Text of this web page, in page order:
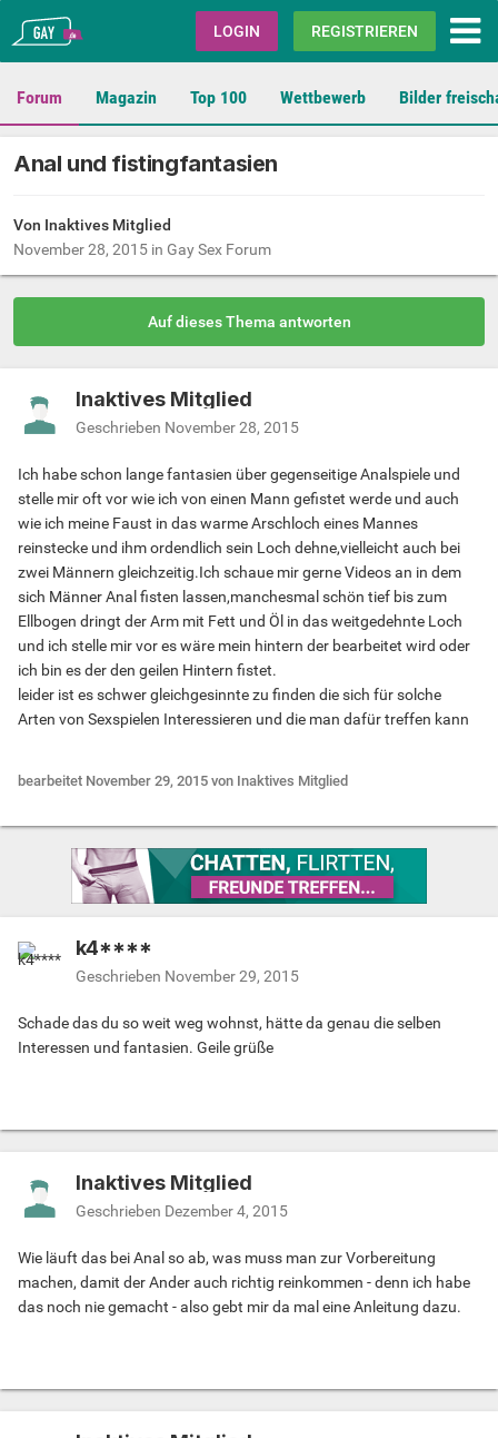
Gay.de LOGIN REGISTRIEREN
Forum Magazin Top 100 Wettbewerb Bilder
Anal und fistingfantasien
Von Inaktives Mitglied
November 28, 2015 in Gay Sex Forum
Auf dieses Thema antworten
Inaktives Mitglied
Geschrieben November 28, 2015
Ich habe schon lange fantasien über gegenseitige Analspiele und
stelle mir oft vor wie ich von einen Mann gefistet werde und auch
wie ich meine Faust in das warme Arschloch eines Mannes
reinstecke und ihm ordendlich sein Loch dehne,vielleicht auch bei
zwei Männern gleichzeitig.Ich schaue mir gerne Videos an in dem
sich Männer Anal fisten lassen,manchesmal schön tief bis zum
Ellbogen dringt der Arm mit Fett und Öl in das weitgedehnte Loch
und ich stelle mir vor es wäre mein hintern der bearbeitet wird oder
ich bin es der den geilen Hintern fistet.
leider ist es schwer gleichgesinnte zu finden die sich für solche
Arten von Sexspielen Interessieren und die man dafür treffen kann
bearbeitet November 29, 2015 von Inaktives Mitglied
k4****
Geschrieben November 29, 2015
Schade das du so weit weg wohnst, hätte da genau die selben
Interessen und fantasien. Geile grüße
Inaktives Mitglied
Geschrieben Dezember 4, 2015
Wie läuft das bei Anal so ab, was muss man zur Vorbereitung
machen, damit der Ander auch richtig reinkommen - denn ich habe
das noch nie gemacht - also gebt mir da mal eine Anleitung dazu.